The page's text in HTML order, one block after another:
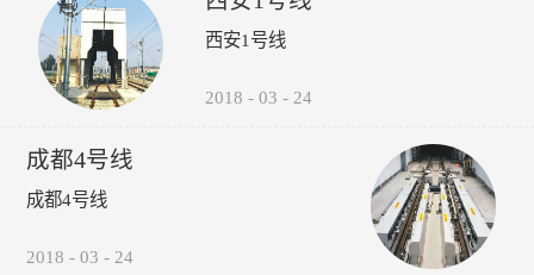
修的运营故障（正线故障）呈
下降趋势（↓14%），而自检
（↑35%），效果如下图所
间长了，车辆多了，管理就跟
不上了，人员变动，对维修维
护工作影响很大，而诺丽科技
的车辆检修管理系统全面解决
了我们以往工作中的所有难
碳滑板磨耗、受电弓硬点冲
击、弓网温度、接触网磨耗、
接触网几何参数进行检测，对
接触网的悬挂部件异常状态进
行智能识别。并具有对检测出
数据和图像进行无线传输、记
录、分析、判断、评价功能。
时机建议轨道打磨建议、轮对
润滑建议。 6、图形化:所
验证，可通过轮录像及照片，
自动采集、分析、计算、传输
通信功能，探测站实现无人值
守。2、自动检测通过车辆的
轮对踏面擦伤深度与面积、轮
缘厚度、轮缘高度、QR值、
西安1号线
2018 - 03 - 24
成都4号线
成都4号线
2018 - 03 - 24